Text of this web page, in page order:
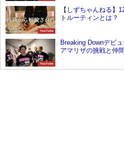
YouTube
【しずちゃんねる】
トルーティンとは？
YouTube
Breaking Downデビ
アマリザの挑戦と仲